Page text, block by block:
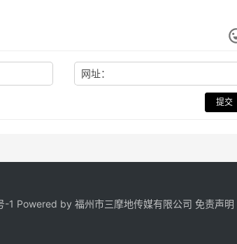
网址：
提交
-1 Powered by 福州市三摩地传媒有限公司 免责声明